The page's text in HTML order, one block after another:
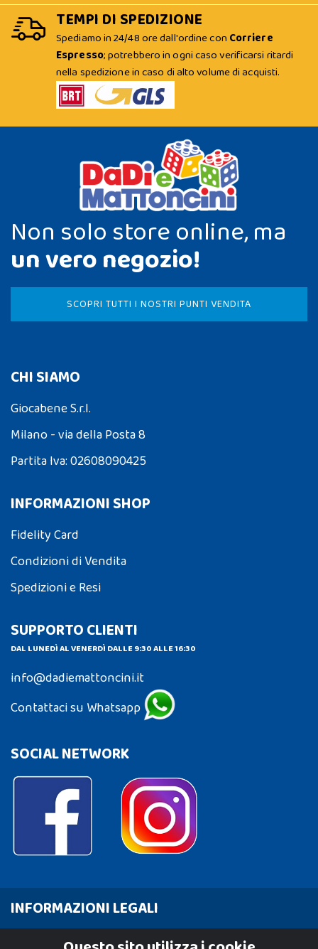
TEMPI DI SPEDIZIONE
Spediamo in 24/48 ore dall'ordine con Corriere
Espresso; potrebbero in ogni caso verificarsi ritardi
nella spedizione in caso di alto volume di acquisti.
Non solo store online, ma
un vero negozio!
SCOPRI TUTTI I NOSTRI PUNTI VENDITA
CHI SIAMO
Giocabene S.r.l.
Milano - via della Posta 8
Partita Iva: 02608090425
INFORMAZIONI SHOP
Fidelity Card
Condizioni di Vendita
Spedizioni e Resi
SUPPORTO CLIENTI
DAL LUNEDÌ AL VENERDÌ DALLE 9:30 ALLE 16:30
info@dadiemattoncini.it
Contattaci su Whatsapp
SOCIAL NETWORK
INFORMAZIONI LEGALI
Cookie Policy